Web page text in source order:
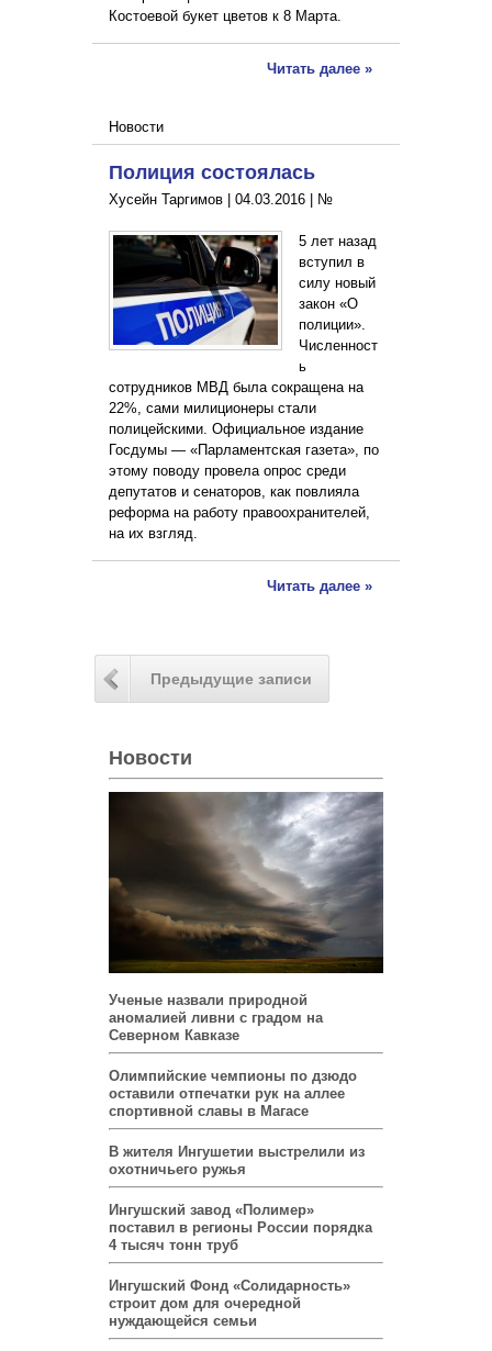
Костоевой букет цветов к 8 Марта.
Читать далее »
Новости
Полиция состоялась
Хусейн Таргимов | 04.03.2016 №
5 лет назад
вступил в
силу новый
закон «О
полиции».
Численност
ь
сотрудников МВД была сокращена на
22%, сами милиционеры стали
полицейскими. Официальное издание
Госдумы — «Парламентская газета», по
этому поводу провела опрос среди
депутатов и сенаторов, как повлияла
реформа на работу правоохранителей,
на их взгляд.
Читать далее »
Предыдущие записи
Новости
Ученые назвали природной
аномалией ливни с градом на
Северном Кавказе
Олимпийские чемпионы по дзюдо
оставили отпечатки рук на аллее
спортивной славы в Магасе
В жителя Ингушетии выстрелили из
охотничьего ружья
Ингушский завод «Полимер»
поставил в регионы России порядка
4 тысяч тонн труб
Ингушский Фонд «Солидарность»
строит дом для очередной
нуждающейся семьи